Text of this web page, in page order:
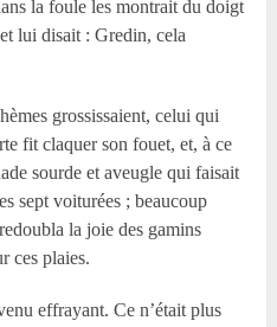
la foule les montrait du doigt
lui disait : Gredin, cela
grossissaient, celui qui
fit claquer son fouet, et, à ce
sourde et aveugle qui faisait
sept voiturées ; beaucoup
la joie des gamins
ces plaies.
effrayant. Ce n’était plus